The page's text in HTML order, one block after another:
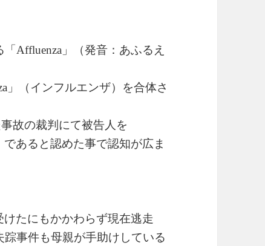
「Affluenza 」（発音：あふるえ
」（インフルエンザ）を合体さ
故の裁判にて被告人を
あると認めた事で認知が広ま
たにもかかわらず現在逃走
事件も母親が手助けしている